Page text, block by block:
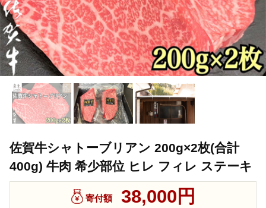
佐賀牛シャトーブリアン 200g×2枚(合計
400g) 牛肉 希少部位 ヒレ フィレ ステーキ
寄付額 38,000円